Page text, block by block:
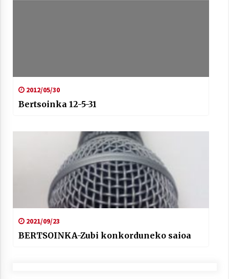
2012/05/30
Bertsoinka 12-5-31
2021/09/23
BERTSOINKA-Zubi konkorduneko saioa